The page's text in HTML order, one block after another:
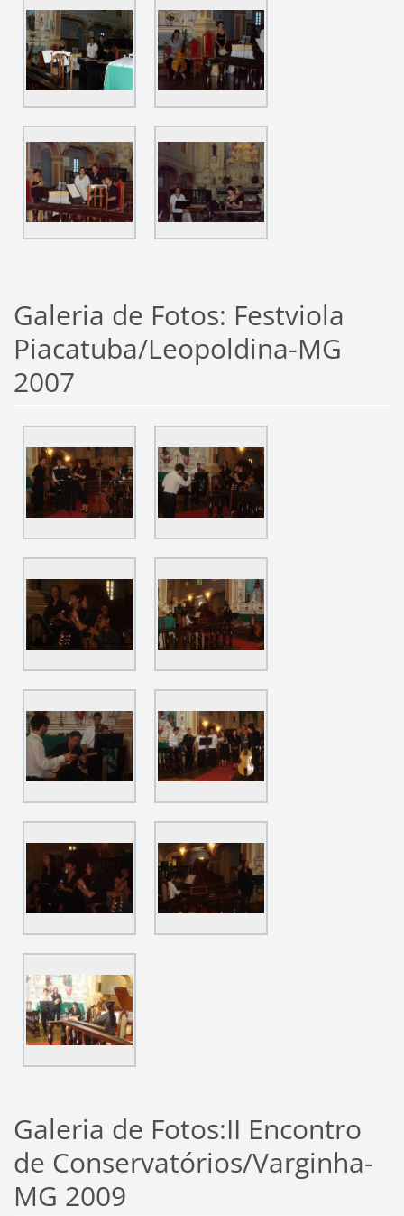
Galeria de Fotos: Festviola
Piacatuba/Leopoldina-MG
2007
Galeria de Fotos:II Encontro
de Conservatórios/Varginha-
MG 2009